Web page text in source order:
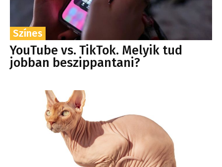
Színes
YouTube vs. TikTok. Melyik tud
jobban beszippantani?